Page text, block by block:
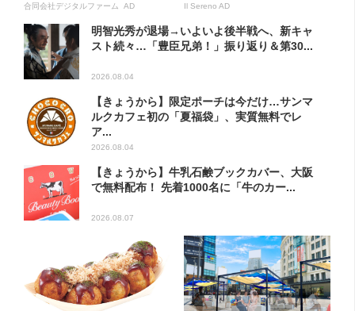
合同会社デジタルファーム AD Il Sereno AD
明智光秀が退場→いよいよ後半戦へ、新キャ
スト続々…「豊臣兄弟！」振り返り＆第30...
2026.08.04
【きょうから】限定ポーチは今だけ…サンマ
ルクカフェ初の「夏福袋」、実質無料でレ
ア...
2026.08.04
【きょうから】牛乳石鹸ブックカバー、大阪
で無料配布！ 先着1000名に「牛のカー...
2026.08.07